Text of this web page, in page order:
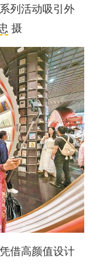
列活动吸引外
摄
凭借高颜值设计